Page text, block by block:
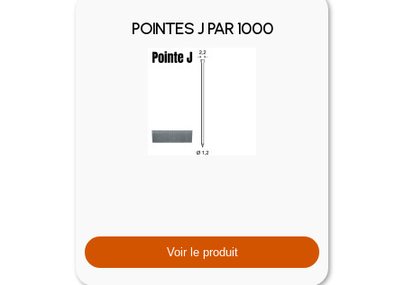
POINTES J PAR 1000
Voir le produit